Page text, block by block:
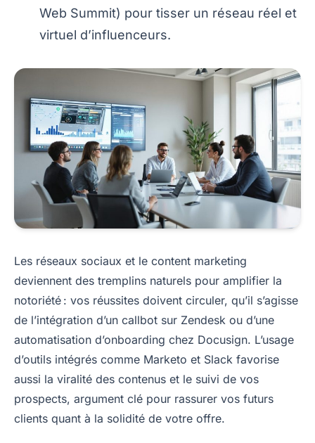
Web Summit) pour tisser un réseau réel et
virtuel d’influenceurs.
Les réseaux sociaux et le content marketing
deviennent des tremplins naturels pour amplifier la
notoriété : vos réussites doivent circuler, qu’il s’agisse
de l’intégration d’un callbot sur Zendesk ou d’une
automatisation d’onboarding chez Docusign. L’usage
d’outils intégrés comme Marketo et Slack favorise
aussi la viralité des contenus et le suivi de vos
prospects, argument clé pour rassurer vos futurs
clients quant à la solidité de votre offre.